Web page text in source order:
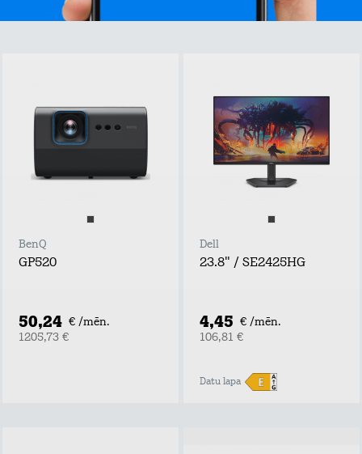
BenQ
GP520
50,24 € /mēn.
1205,73 €
Dell
23.8" / SE2425HG
4,45 € /mēn.
106,81 €
Datu lapa